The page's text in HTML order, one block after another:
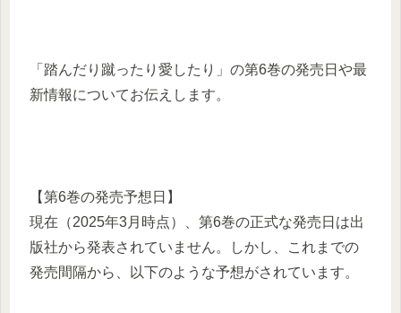
​「踏んだり蹴ったり愛したり」の第6巻の発売日や最
新情報についてお伝えします。​
【第6巻の発売予想日】
現在（2025年3月時点）、第6巻の正式な発売日は出
版社から発表されていません。​しかし、これまでの
発売間隔から、以下のような予想がされています。​